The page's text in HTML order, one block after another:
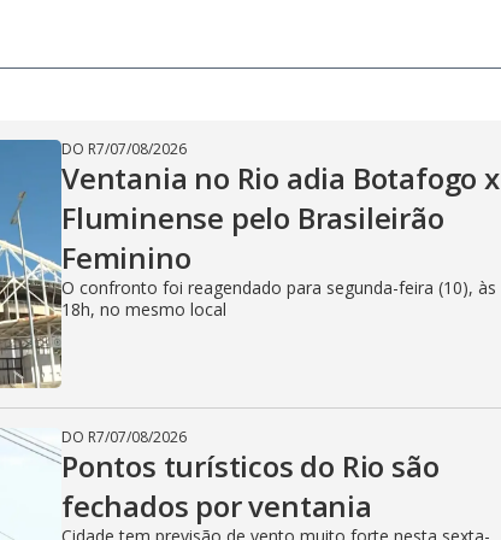
y
V
i
d
e
DO R7/07/08/2026
Ventania no Rio adia Botafogo x
Fluminense pelo Brasileirão
Feminino
O confronto foi reagendado para segunda-feira (10), às
18h, no mesmo local
DO R7/07/08/2026
Pontos turísticos do Rio são
fechados por ventania